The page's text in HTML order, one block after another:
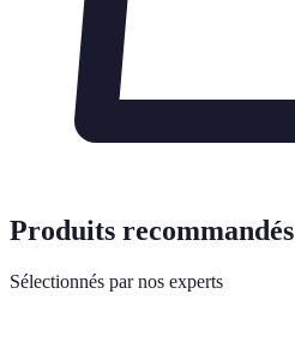
Produits recommandés
Sélectionnés par nos experts